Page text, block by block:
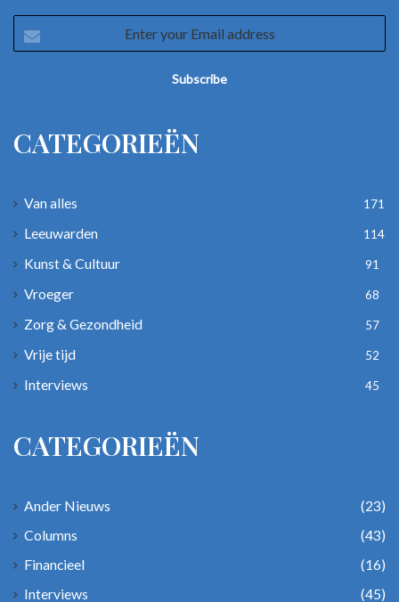
Cees kijkt zonder spijt terug. “We hebben ziel en zaligheid in de
zaak gestopt en een prachtig, maar arbeidsintensief bedrijf
administratiekantoor. En ja, hij snackt nog steeds weleens: “Een
over de toonbank geschoven.”
Nostalgische verhalen Friesland
Snackbar Ruiterskwartier
your
CATEGORIEËN
Van alles 171
Leeuwarden 114
Kunst & Cultuur 91
Vroeger 68
Zorg & Gezondheid 57
Vrije tijd 52
Interviews 45
CATEGORIEËN
Ander Nieuws
(23)
Columns
(43)
Financieel
(16)
Interviews
(45)